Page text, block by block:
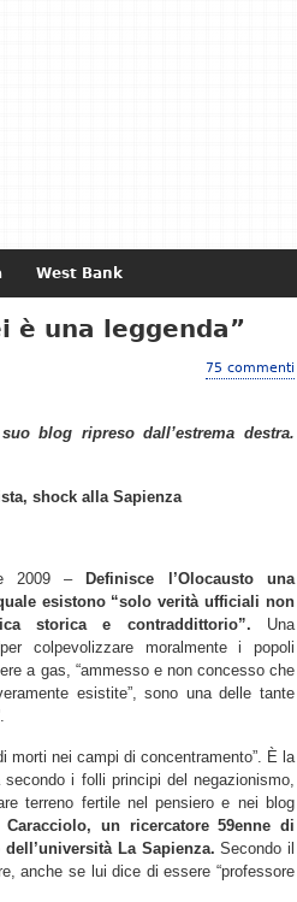
West Bank
è una leggenda”
75 commenti
blog ripreso dall’estrema destra.
shock alla Sapienza
2009 –
Definisce l’Olocausto una
esistono “solo verità ufficiali non
storica e contraddittorio”. Una
colpevolizzare moralmente i popoli
a gas, “ammesso e non concesso che
esistite”, sono una delle tante
morti nei campi di concentramento”. È la
secondo i folli principi del negazionismo,
terreno fertile nel pensiero e nei blog
Caracciolo, un ricercatore 59enne di
La Sapienza. Secondo il
anche se lui dice di essere “professore